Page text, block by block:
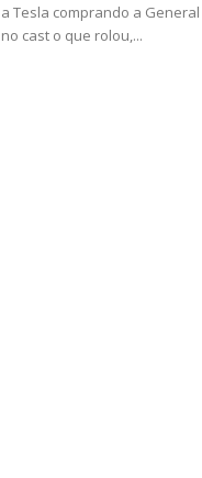
a Tesla comprando a
no cast o que rolou,...